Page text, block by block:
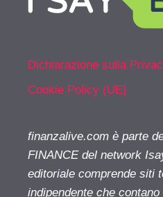
Dichiarazione sulla
Cookie Policy (UE)
finanzalive.com è parte
FINANCE del network
editoriale comprende siti
indipendente che